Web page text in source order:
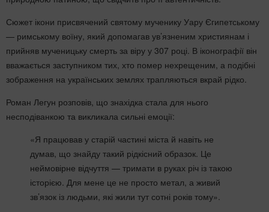
Сюжет ікони присвячений святому мученику Уару Єгипетському
— римському воїну, який допомагав ув’язненим християнам і
прийняв мученицьку смерть за віру у 307 році. В іконографії він
вважається заступником тих, хто помер нехрещеним, а подібні
зображення на українських землях трапляються вкрай рідко.
Роман Легун розповів, що знахідка стала для нього
несподіванкою та викликала сильні емоції:
«Я працював у старій частині міста й навіть не
думав, що знайду такий рідкісний образок. Це
неймовірне відчуття — тримати в руках річ із такою
історією. Для мене це не просто метал, а живий
зв’язок із людьми, які жили тут сотні років тому».